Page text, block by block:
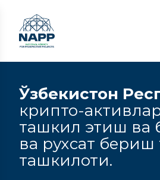
Ўзбекистон
крипто-
ташкил этиш ва
ва рухсат
ташкилоти.